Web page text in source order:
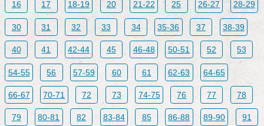
16 17 18-19 20 21-22 25 26-27 28-29
30 31 32 33 34 35-36 37 38-39
40 41 42-44 45 46-48 50-51 52 53
54-55 56 57-59 60 61 62-63 64-65
66-67 70-71 72 73 74-75 76 77 78
79 80-81 82 83-84 85 86-88 89-90 91